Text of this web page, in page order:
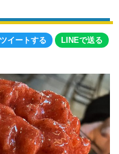
ツイートする LINEで送る